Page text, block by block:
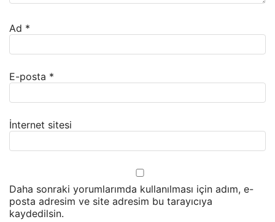
Ad *
E-posta *
İnternet sitesi
Daha sonraki yorumlarımda kullanılması için adım, e-
posta adresim ve site adresim bu tarayıcıya
kaydedilsin.